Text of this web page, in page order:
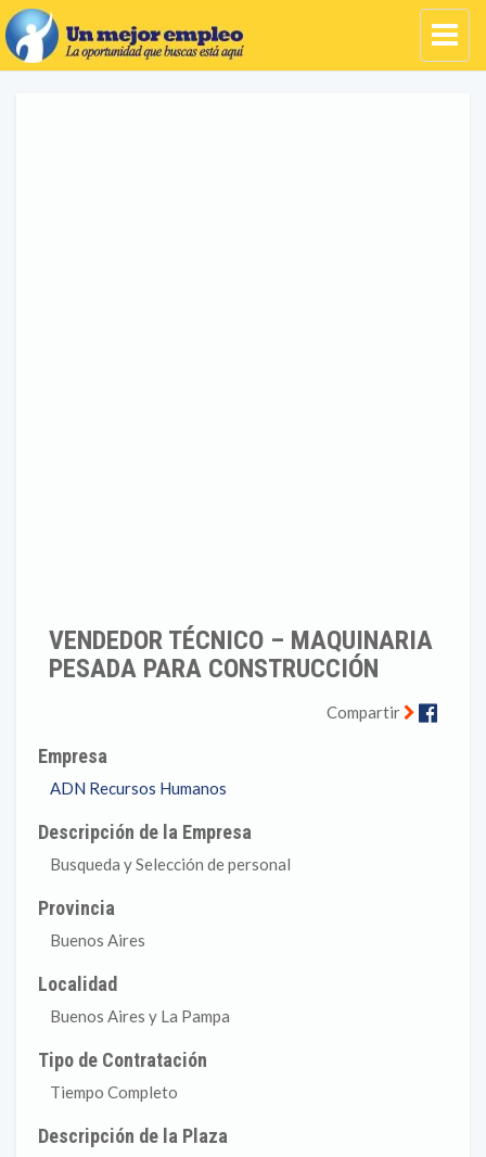
VENDEDOR TÉCNICO – MAQUINARIA
PESADA PARA CONSTRUCCIÓN
Compartir
Empresa
ADN Recursos Humanos
Descripción de la Empresa
Busqueda y Selección de personal
Provincia
Buenos Aires
Localidad
Buenos Aires y La Pampa
Tipo de Contratación
Tiempo Completo
Descripción de la Plaza